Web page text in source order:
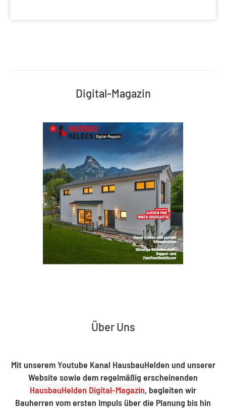
Digital-Magazin
Über Uns
Mit unserem Youtube Kanal HausbauHelden und unserer
Website sowie dem regelmäßig erscheinenden
HausbauHelden Digital-Magazin, begleiten wir
Bauherren vom ersten Impuls über die Planung bis hin